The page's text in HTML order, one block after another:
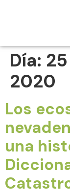
Día:
2020
Los
una